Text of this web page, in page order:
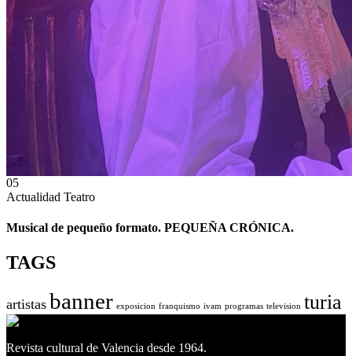
05
Actualidad Teatro
Musical de pequeño formato. PEQUEÑA CRÓNICA.
TAGS
artistas banner exposicion franquismo ivam programas television turia
Revista cultural de Valencia desde 1964.